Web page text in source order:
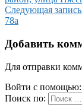
Следующая запись
78а
Добавить
Для отправки
Войти с помощью:
Поиск по: